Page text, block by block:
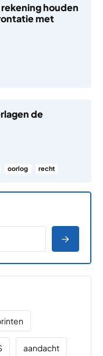
houden
met
de
oorlog recht
aandacht